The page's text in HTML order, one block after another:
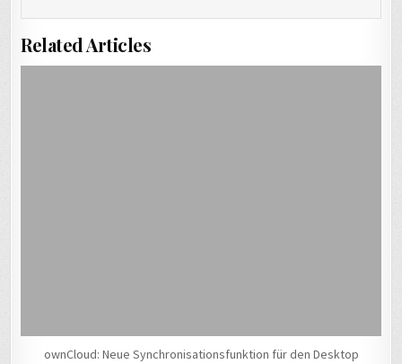
Related Articles
ownCloud: Neue Synchronisationsfunktion für den Desktop